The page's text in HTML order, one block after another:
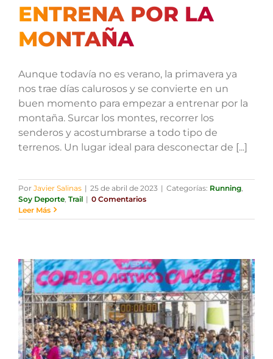
ENTRENA POR LA
MONTAÑA
Aunque todavía no es verano, la primavera ya
nos trae días calurosos y se convierte en un
buen momento para empezar a entrenar por la
montaña. Surcar los montes, recorrer los
senderos y acostumbrarse a todo tipo de
terrenos. Un lugar ideal para desconectar de [...]
Por Javier Salinas | 25 de abril de 2023 | Categorías: Running,
Soy Deporte, Trail | 0 Comentarios
Leer Más